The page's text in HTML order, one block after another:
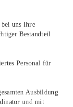
uns Ihre
Bestandteil
Personal für
Ausbildung
und mit